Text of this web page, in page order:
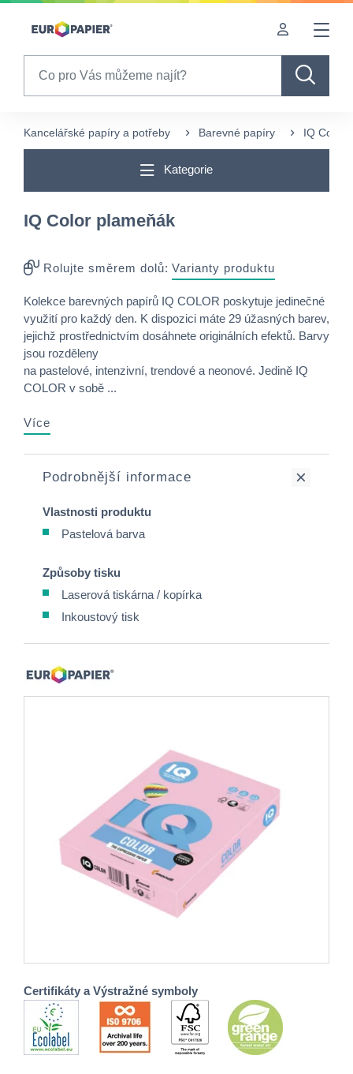
Table Of Content
Kancelářské papíry a potřeby Barevné papíry IQ Color
Kategorie
IQ Color plameňák
Rolujte směrem dolů: Varianty produktu
Kolekce barevných papírů IQ COLOR poskytuje jedinečné
využití pro každý den. K dispozici máte 29 úžasných barev,
jejichž prostřednictvím dosáhnete originálních efektů. Barvy
jsou rozděleny
na pastelové, intenzivní, trendové a neonové. Jedině IQ
COLOR v sobě ...
Více
Podrobnější informace
Vlastnosti produktu
Pastelová barva
Způsoby tisku
Laserová tiskárna / kopírka
Inkoustový tisk
Certifikáty a Výstražné symboly